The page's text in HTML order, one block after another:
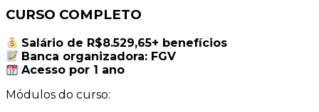
CURSO COMPLETO
Salário de R$8.529,65+ benefícios
Banca organizadora: FGV
Acesso por 1 ano
Módulos do curso: